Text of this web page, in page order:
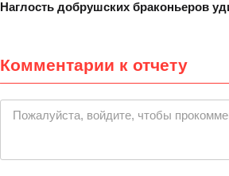
Наглость добрушских браконьеров
Комментарии к отчету
Пожалуйста, войдите, чтобы